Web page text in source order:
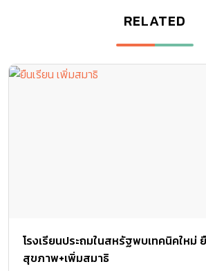
RELATED
โรงเรียนประถมในสหรัฐพบเทคนิคใหม่
สุขภาพ+เพิ่มสมาธิ